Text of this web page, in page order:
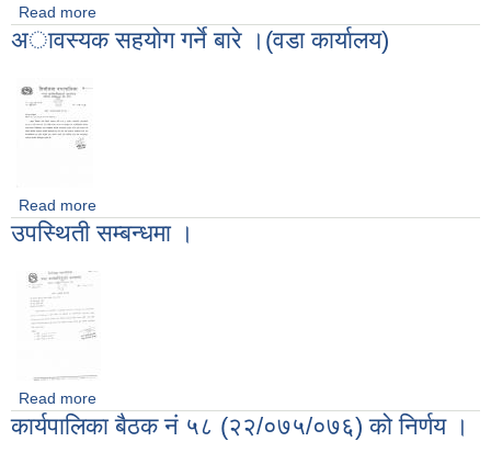
Read more
अावस्यक सहयाेग गर्ने बारे ।(वडा कार्यालय)
Read more
उपस्थिती सम्बन्धमा ।
Read more
कार्यपालिका बैठक नं ५८ (२२/०७५/०७६) को निर्णय ।